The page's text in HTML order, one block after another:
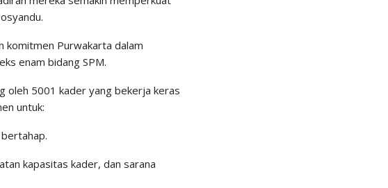
komitmen Purwakarta dalam
enam bidang SPM.
oleh 5001 kader yang bekerja keras
untuk:
kapasitas kader, dan sarana